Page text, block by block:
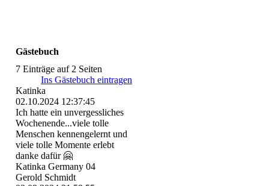
Gästebuch
7 Einträge auf 2 Seiten
Ins Gästebuch eintragen
Katinka
02.10.2024 12:37:45
Ich hatte ein unvergessliches
Wochenende...viele tolle
Menschen kennengelernt und
viele tolle Momente erlebt
danke dafür 🤗
Katinka Germany 04
Gerold Schmidt